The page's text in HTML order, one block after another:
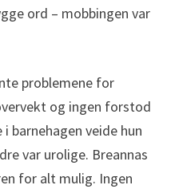
ord – mobbingen var
problemene for
og ingen forstod
barnehagen veide hun
var urolige. Breannas
for alt mulig. Ingen